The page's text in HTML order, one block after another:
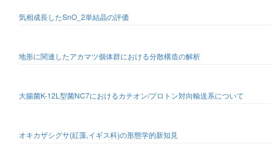
気相成長したSnO_2単結晶の評価
地形に関連したアカマツ個体群における分散構造の解析
大腸菌K-12L型菌NC7におけるカチオン/プロトン対向輸送系について
オキカザシグサ(紅藻,イギス科)の形態学的新知見